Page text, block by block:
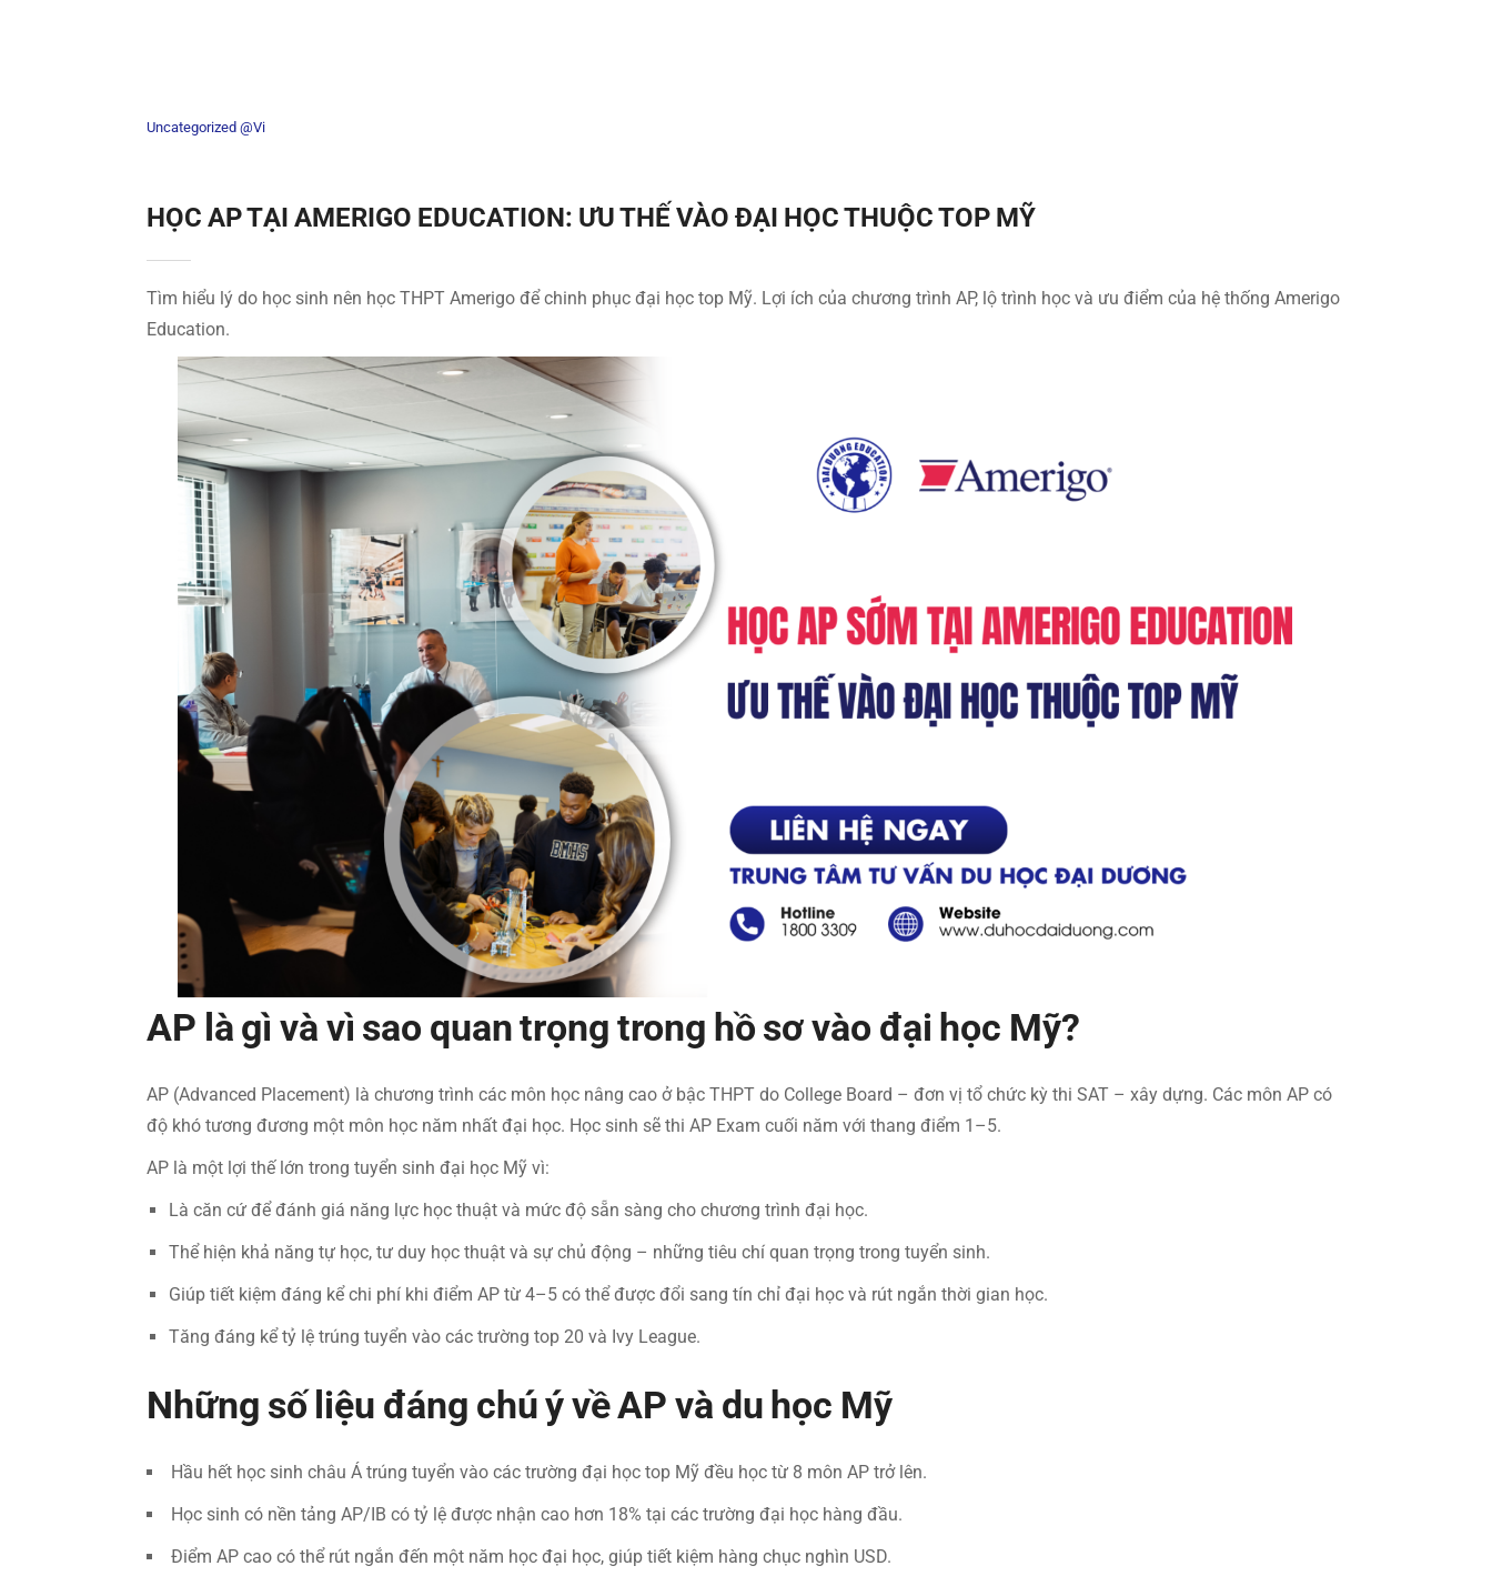
Uncategorized @vi
HỌC AP TẠI AMERIGO EDUCATION: ƯU THẾ VÀO ĐẠI HỌC THUỘC TOP MỸ
Tìm hiểu lý do học sinh nên học THPT Amerigo để chinh phục đại học top Mỹ. Lợi ích của chương trình AP, lộ trình học và ưu điểm của hệ thống Amerigo
Education.
AP là gì và vì sao quan trọng trong hồ sơ vào đại học Mỹ?
AP (Advanced Placement) là chương trình các môn học nâng cao ở bậc THPT do College Board – đơn vị tổ chức kỳ thi SAT – xây dựng. Các môn AP có
độ khó tương đương một môn học năm nhất đại học. Học sinh sẽ thi AP Exam cuối năm với thang điểm 1–5.
AP là một lợi thế lớn trong tuyển sinh đại học Mỹ vì:
Là căn cứ để đánh giá năng lực học thuật và mức độ sẵn sàng cho chương trình đại học.
Thể hiện khả năng tự học, tư duy học thuật và sự chủ động – những tiêu chí quan trọng trong tuyển sinh.
Giúp tiết kiệm đáng kể chi phí khi điểm AP từ 4–5 có thể được đổi sang tín chỉ đại học và rút ngắn thời gian học.
Tăng đáng kể tỷ lệ trúng tuyển vào các trường top 20 và Ivy League.
Những số liệu đáng chú ý về AP và du học Mỹ
Hầu hết học sinh châu Á trúng tuyển vào các trường đại học top Mỹ đều học từ 8 môn AP trở lên.
Học sinh có nền tảng AP/IB có tỷ lệ được nhận cao hơn 18% tại các trường đại học hàng đầu.
Điểm AP cao có thể rút ngắn đến một năm học đại học, giúp tiết kiệm hàng chục nghìn USD.